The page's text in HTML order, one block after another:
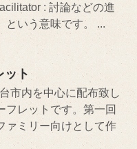
: 討論などの進
という意味です。 ...
ット
市内を中心に配布致し
フレットです。第一回
ァミリー向けとして作